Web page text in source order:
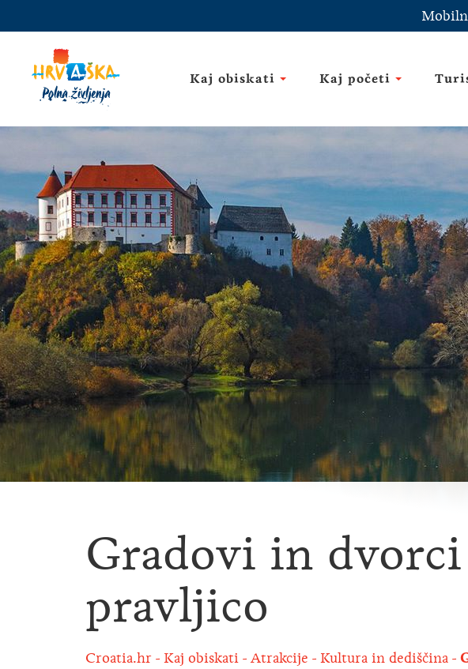
Kaj obiskati Kaj početi
Gradovi in
pravljico
Croatia.hr Kaj obiskati Atrakcije Kultura in dediščina